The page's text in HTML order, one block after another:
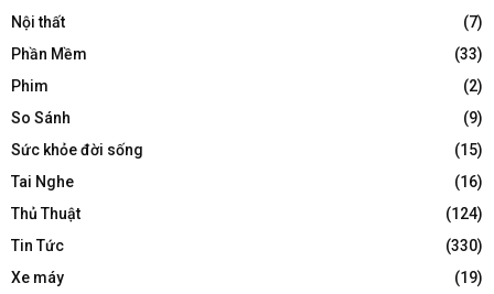
Nội thất
(7)
Phần Mềm
(33)
Phim
(2)
So Sánh
(9)
Sức khỏe đời sống
(15)
Tai Nghe
(16)
Thủ Thuật
(124)
Tin Tức
(330)
Xe máy
(19)